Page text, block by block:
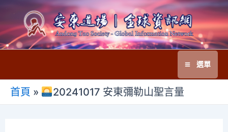
至
主
Main
選單
首頁 » 20241017 安東彌勒山聖言量